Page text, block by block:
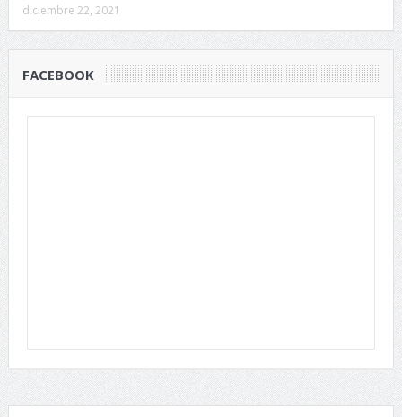
diciembre 22, 2021
FACEBOOK